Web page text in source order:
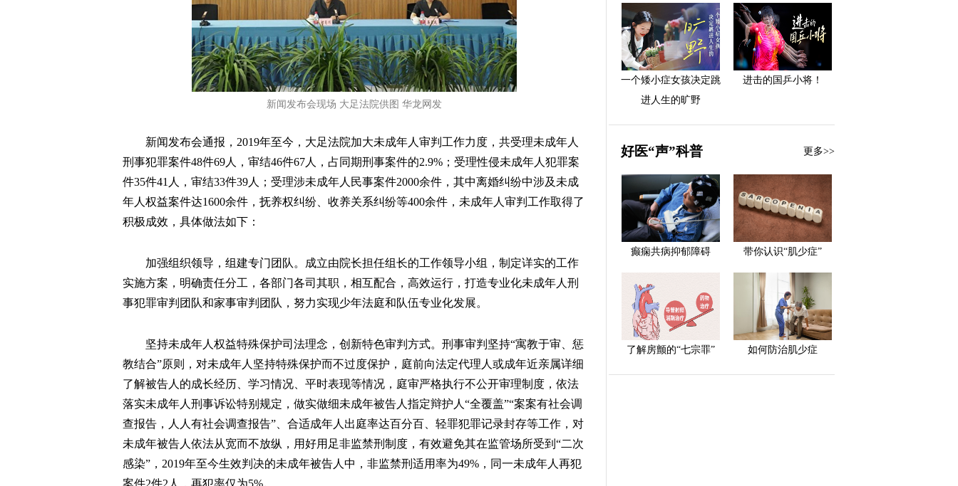
新闻发布会现场 大足法院供图 华龙网发
新闻发布会通报，2019年至今，大足法院加大未成年人审判工作力度，共受理未成年人
刑事犯罪案件48件69人，审结46件67人，占同期刑事案件的2.9%；受理性侵未成年人犯罪案
件35件41人，审结33件39人；受理涉未成年人民事案件2000余件，其中离婚纠纷中涉及未成
年人权益案件达1600余件，抚养权纠纷、收养关系纠纷等400余件，未成年人审判工作取得了
积极成效，具体做法如下：
加强组织领导，组建专门团队。成立由院长担任组长的工作领导小组，制定详实的工作
实施方案，明确责任分工，各部门各司其职，相互配合，高效运行，打造专业化未成年人刑
事犯罪审判团队和家事审判团队，努力实现少年法庭和队伍专业化发展。
坚持未成年人权益特殊保护司法理念，创新特色审判方式。刑事审判坚持“寓教于审、惩
教结合”原则，对未成年人坚持特殊保护而不过度保护，庭前向法定代理人或成年近亲属详细
了解被告人的成长经历、学习情况、平时表现等情况，庭审严格执行不公开审理制度，依法
落实未成年人刑事诉讼特别规定，做实做细未成年被告人指定辩护人“全覆盖”“案案有社会调
查报告，人人有社会调查报告”、合适成年人出庭率达百分百、轻罪犯罪记录封存等工作，对
未成年被告人依法从宽而不放纵，用好用足非监禁刑制度，有效避免其在监管场所受到“二次
感染”，2019年至今生效判决的未成年被告人中，非监禁刑适用率为49%，同一未成年人再犯
案件2件2人，再犯率仅为5%。
一个矮小症女孩决定跳
进人生的旷野
进击的国乒小将！
好医“声”科普 更多>>
癫痫共病抑郁障碍 带你认识“肌少症”
了解房颤的“七宗罪” 如何防治肌少症